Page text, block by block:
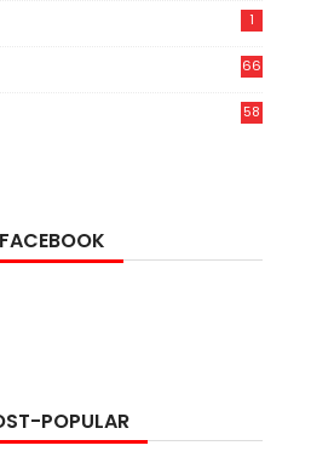
1
66
58
POPULAR